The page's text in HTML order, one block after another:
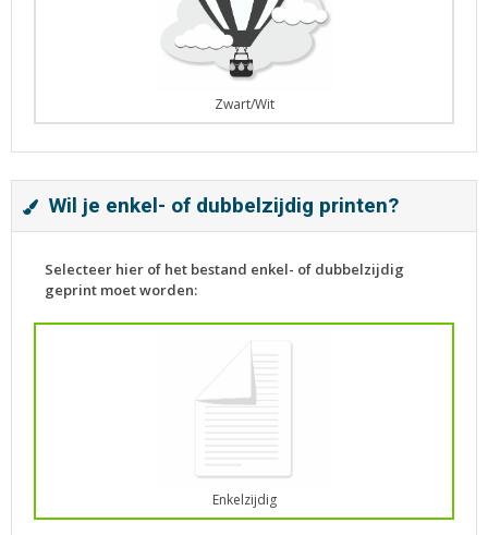
Zwart/Wit
Wil je enkel- of dubbelzijdig printen?
Selecteer hier of het bestand enkel- of dubbelzijdig
geprint moet worden:
Enkelzijdig